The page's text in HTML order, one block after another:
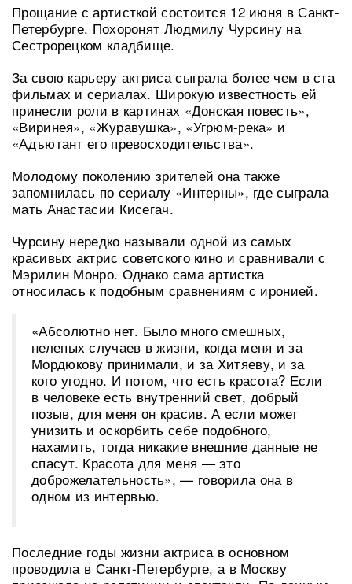
Прощание с артисткой состоится 12 июня в Санкт-
Петербурге. Похоронят Людмилу Чурсину на
Сестрорецком кладбище.
За свою карьеру актриса сыграла более чем в ста
фильмах и сериалах. Широкую известность ей
принесли роли в картинах «Донская повесть»,
«Виринея», «Журавушка», «Угрюм-река» и
«Адъютант его превосходительства».
Молодому поколению зрителей она также
запомнилась по сериалу «Интерны», где сыграла
мать Анастасии Кисегач.
Чурсину нередко называли одной из самых
красивых актрис советского кино и сравнивали с
Мэрилин Монро. Однако сама артистка
относилась к подобным сравнениям с иронией.
«Абсолютно нет. Было много смешных,
нелепых случаев в жизни, когда меня и за
Мордюкову принимали, и за Хитяеву, и за
кого угодно. И потом, что есть красота? Если
в человеке есть внутренний свет, добрый
позыв, для меня он красив. А если может
унизить и оскорбить себе подобного,
нахамить, тогда никакие внешние данные не
спасут. Красота для меня — это
доброжелательность», — говорила она в
одном из интервью.
Последние годы жизни актриса в основном
проводила в Санкт-Петербурге, а в Москву